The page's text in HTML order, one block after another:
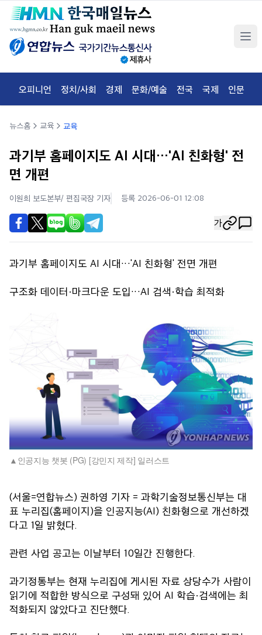
오피니언 정치/사회 경제 문화/예술 전국 국제 인문
뉴스홈 교육 교육
과기부 홈페이지도 AI 시대…'AI 친화형' 전
면 개편
이원희 보도본부/ 편집국장 기자 등록 2026-06-01 12:08
가
과기부 홈페이지도 AI 시대…'AI 친화형' 전면 개편
구조화 데이터·마크다운 도입…AI 검색·학습 최적화
인공지능 챗봇 (PG) [강민지 제작] 일러스트
(서울=연합뉴스) 권하영 기자 = 과학기술정보통신부는 대
표 누리집(홈페이지)을 인공지능(AI) 친화형으로 개선하겠
다고 1일 밝혔다.
관련 사업 공고는 이날부터 10일간 진행한다.
과기정통부는 현재 누리집에 게시된 자료 상당수가 사람이
읽기에 적합한 방식으로 구성돼 있어 AI 학습·검색에는 최
적화되지 않았다고 진단했다.